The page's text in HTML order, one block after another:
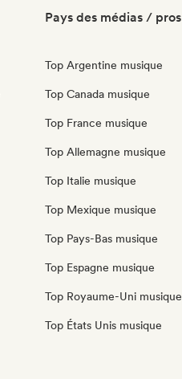
Pays des médias / pros
Top Argentine musique
Top Canada musique
Top France musique
Top Allemagne musique
Top Italie musique
Top Mexique musique
Top Pays-Bas musique
Top Espagne musique
Top Royaume-Uni musique
Top États Unis musique